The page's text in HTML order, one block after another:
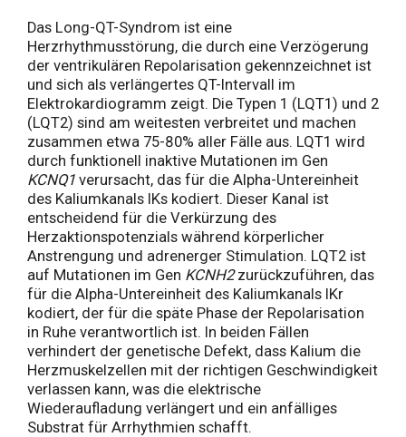
Das Long-QT-Syndrom ist eine
Herzrhythmusstörung, die durch eine Verzögerung
der ventrikulären Repolarisation gekennzeichnet ist
und sich als verlängertes QT-Intervall im
Elektrokardiogramm zeigt. Die Typen 1 (LQT1) und 2
(LQT2) sind am weitesten verbreitet und machen
zusammen etwa 75-80% aller Fälle aus. LQT1 wird
durch funktionell inaktive Mutationen im Gen
KCNQ1 verursacht, das für die Alpha-Untereinheit
des Kaliumkanals IKs kodiert. Dieser Kanal ist
entscheidend für die Verkürzung des
Herzaktionspotenzials während körperlicher
Anstrengung und adrenerger Stimulation. LQT2 ist
auf Mutationen im Gen KCNH2zurückzuführen, das
für die Alpha-Untereinheit des Kaliumkanals IKr
kodiert, der für die späte Phase der Repolarisation
in Ruhe verantwortlich ist. In beiden Fällen
verhindert der genetische Defekt, dass Kalium die
Herzmuskelzellen mit der richtigen Geschwindigkeit
verlassen kann, was die elektrische
Wiederaufladung verlängert und ein anfälliges
Substrat für Arrhythmien schafft.